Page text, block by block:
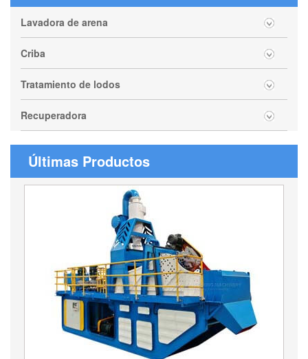
Lavadora de arena
Criba
Tratamiento de lodos
Recuperadora
Últimas Productos